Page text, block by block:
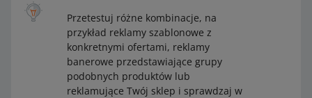
Przetestuj różne kombinacje, na
przykład reklamy szablonowe z
konkretnymi ofertami, reklamy
banerowe przedstawiające grupy
podobnych produktów lub
reklamujące Twój sklep i sprawdzaj w